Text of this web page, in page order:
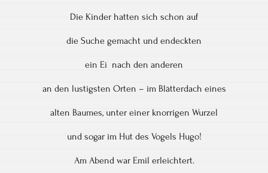
Die Kinder hatten sich schon auf
die Suche gemacht und endeckten
ein Ei nach den anderen
an den lustigsten Orten – im Blätterdach eines
alten Baumes, unter einer knorrigen Wurzel
und sogar im Hut des Vogels Hugo!
Am Abend war Emil erleichtert.